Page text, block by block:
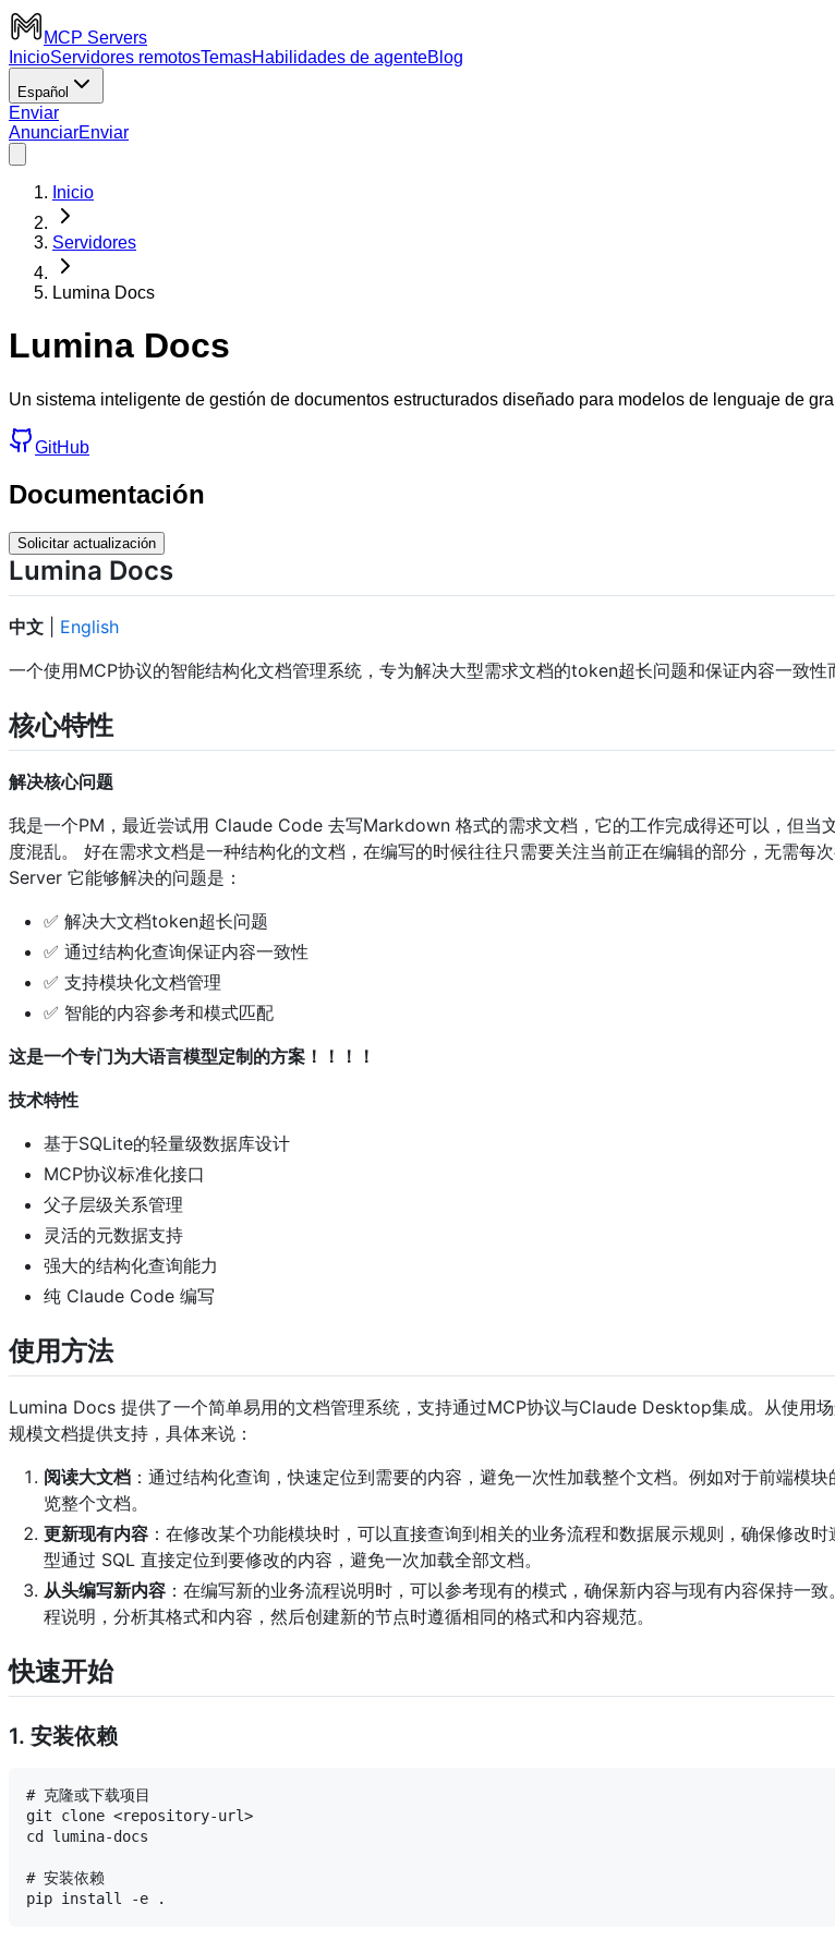
MCP Servers
InicioServidores remotosTemasHabilidades de agenteBlog
Español
Enviar
AnunciarEnviar
Inicio
Servidores
Lumina Docs
Lumina Docs
Un sistema inteligente de gestión de documentos estructurados diseñado para modelos de lenguaje de
GitHub
Documentación
Solicitar actualización
Lumina Docs
中文
English
一个使用MCP协议的智能结构化文档管理系统，专为解决大型需求文档的token超长问题和保证内容一致性
核心特性
解决核心问题
我是一个PM，最近尝试用 Claude Code 去写Markdown 格式的需求文档，它的工作完成得还可以，但
度混乱。 好在需求文档是一种结构化的文档，在编写的时候往往只需要关注当前正在编辑的部分，无需
Server 它能够解决的问题是：
✅ 解决大文档token超长问题
✅ 通过结构化查询保证内容一致性
✅ 支持模块化文档管理
✅ 智能的内容参考和模式匹配
这是一个专门为大语言模型定制的方案！！！！
技术特性
基于SQLite的轻量级数据库设计
MCP协议标准化接口
父子层级关系管理
灵活的元数据支持
强大的结构化查询能力
纯 Claude Code 编写
使用方法
Lumina Docs 提供了一个简单易用的文档管理系统，支持通过MCP协议与Claude Desktop集成。从使用
规模文档提供支持，具体来说：
阅读大文档 ：通过结构化查询，快速定位到需要的内容，避免一次性加载整个文档。例如对于前端模
览整个文档。
更新现有内容 ：在修改某个功能模块时，可以直接查询到相关的业务流程和数据展示规则，确保修改
型通过 SQL 直接定位到要修改的内容，避免一次加载全部文档。
从头编写新内容 ：在编写新的业务流程说明时，可以参考现有的模式，确保新内容与现有内容保持一
程说明，分析其格式和内容，然后创建新的节点时遵循相同的格式和内容规范。
快速开始
1. 安装依赖
# 克隆或下载项目
git clone <repository-url>
cd lumina-docs
# 安装依赖